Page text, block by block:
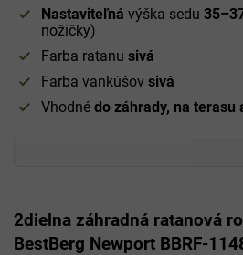
Nastaviteľná výška sedu
nožičky)
Farba ratanu sivá
Farba vankúšov sivá
Vhodné do záhrady, na terasu
2dielna záhradná ratanová
BestBerg Newport BBRF-